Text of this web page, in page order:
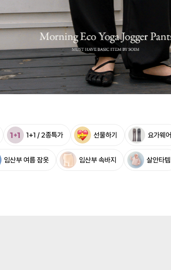
1+1 / 2종특가 선물하기 요가웨어
임산부 여름 잠옷 임산부 속바지 살안타템